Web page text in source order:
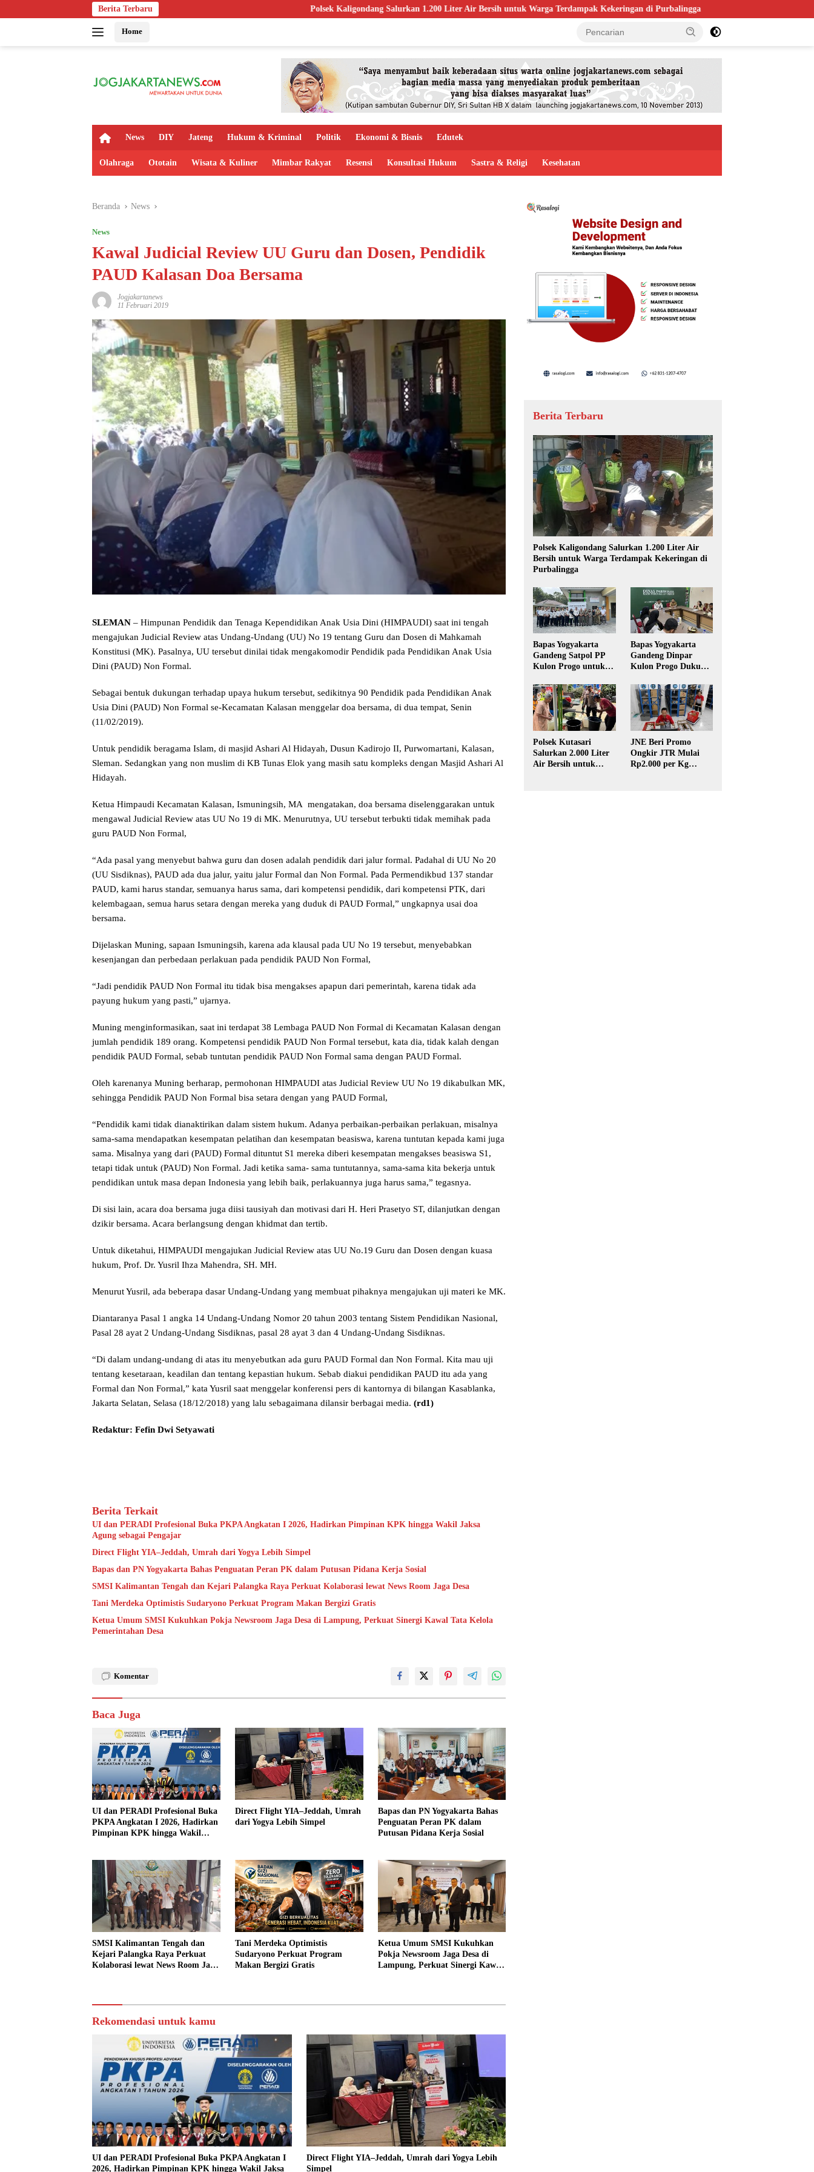
ke
Berita Terbaru Polsek Kaligondang Salurkan 1.200 Liter Air Bersih untuk Warga Terdampak Kekeringan di Purbalingga Bapas Yogyakarta Gandeng Satpol PP Kulon
Home
H
m
News DIY Jateng Hukum & Kriminal Politik Ekonomi & Bisnis Edutek
Olahraga Ototain Wisata & Kuliner Mimbar Rakyat Resensi Konsultasi Hukum Sastra & Religi Kesehatan
Beranda News
News
Kawal Judicial Review UU Guru dan Dosen, Pendidik
PAUD Kalasan Doa Bersama
Jogjakartanews
11 Februari 2019
SLEMAN – Himpunan Pendidik dan Tenaga Kependidikan Anak Usia Dini (HIMPAUDI) saat ini tengah
mengajukan Judicial Review atas Undang-Undang (UU) No 19 tentang Guru dan Dosen di Mahkamah
Konstitusi (MK). Pasalnya, UU tersebut dinilai tidak mengakomodir Pendidik pada Pendidikan Anak Usia
Dini (PAUD) Non Formal.
Sebagai bentuk dukungan terhadap upaya hukum tersebut, sedikitnya 90 Pendidik pada Pendidikan Anak
Usia Dini (PAUD) Non Formal se-Kecamatan Kalasan menggelar doa bersama, di dua tempat, Senin
(11/02/2019).
Untuk pendidik beragama Islam, di masjid Ashari Al Hidayah, Dusun Kadirojo II, Purwomartani, Kalasan,
Sleman. Sedangkan yang non muslim di KB Tunas Elok yang masih satu kompleks dengan Masjid Ashari Al
Hidayah.
Ketua Himpaudi Kecamatan Kalasan, Ismuningsih, MA mengatakan, doa bersama diselenggarakan untuk
mengawal Judicial Review atas UU No 19 di MK. Menurutnya, UU tersebut terbukti tidak memihak pada
guru PAUD Non Formal,
“Ada pasal yang menyebut bahwa guru dan dosen adalah pendidik dari jalur formal. Padahal di UU No 20
(UU Sisdiknas), PAUD ada dua jalur, yaitu jalur Formal dan Non Formal. Pada Permendikbud 137 standar
PAUD, kami harus standar, semuanya harus sama, dari kompetensi pendidik, dari kompetensi PTK, dari
kelembagaan, semua harus setara dengan mereka yang duduk di PAUD Formal,” ungkapnya usai doa
bersama.
Dijelaskan Muning, sapaan Ismuningsih, karena ada klausal pada UU No 19 tersebut, menyebabkan
kesenjangan dan perbedaan perlakuan pada pendidik PAUD Non Formal,
“Jadi pendidik PAUD Non Formal itu tidak bisa mengakses apapun dari pemerintah, karena tidak ada
payung hukum yang pasti,” ujarnya.
Muning menginformasikan, saat ini terdapat 38 Lembaga PAUD Non Formal di Kecamatan Kalasan dengan
jumlah pendidik 189 orang. Kompetensi pendidik PAUD Non Formal tersebut, kata dia, tidak kalah dengan
pendidik PAUD Formal, sebab tuntutan pendidik PAUD Non Formal sama dengan PAUD Formal.
Oleh karenanya Muning berharap, permohonan HIMPAUDI atas Judicial Review UU No 19 dikabulkan MK,
sehingga Pendidik PAUD Non Formal bisa setara dengan yang PAUD Formal,
“Pendidik kami tidak dianaktirikan dalam sistem hukum. Adanya perbaikan-perbaikan perlakuan, misalnya
sama-sama mendapatkan kesempatan pelatihan dan kesempatan beasiswa, karena tuntutan kepada kami juga
sama. Misalnya yang dari (PAUD) Formal dituntut S1 mereka diberi kesempatan mengakses beasiswa S1,
tetapi tidak untuk (PAUD) Non Formal. Jadi ketika sama- sama tuntutannya, sama-sama kita bekerja untuk
pendidikan untuk masa depan Indonesia yang lebih baik, perlakuannya juga harus sama,” tegasnya.
Di sisi lain, acara doa bersama juga diisi tausiyah dan motivasi dari H. Heri Prasetyo ST, dilanjutkan dengan
dzikir bersama. Acara berlangsung dengan khidmat dan tertib.
Untuk diketahui, HIMPAUDI mengajukan Judicial Review atas UU No.19 Guru dan Dosen dengan kuasa
hukum, Prof. Dr. Yusril Ihza Mahendra, SH. MH.
Menurut Yusril, ada beberapa dasar Undang-Undang yang membuat pihaknya mengajukan uji materi ke MK.
Diantaranya Pasal 1 angka 14 Undang-Undang Nomor 20 tahun 2003 tentang Sistem Pendidikan Nasional,
Pasal 28 ayat 2 Undang-Undang Sisdiknas, pasal 28 ayat 3 dan 4 Undang-Undang Sisdiknas.
“Di dalam undang-undang di atas itu menyebutkan ada guru PAUD Formal dan Non Formal. Kita mau uji
tentang kesetaraan, keadilan dan tentang kepastian hukum. Sebab diakui pendidikan PAUD itu ada yang
Formal dan Non Formal,” kata Yusril saat menggelar konferensi pers di kantornya di bilangan Kasablanka,
Jakarta Selatan, Selasa (18/12/2018) yang lalu sebagaimana dilansir berbagai media. (rd1)
Redaktur: Fefin Dwi Setyawati
Berita Terkait
UI dan PERADI Profesional Buka PKPA Angkatan I 2026, Hadirkan Pimpinan KPK hingga Wakil Jaksa
Agung sebagai Pengajar
Direct Flight YIA–Jeddah, Umrah dari Yogya Lebih Simpel
Bapas dan PN Yogyakarta Bahas Penguatan Peran PK dalam Putusan Pidana Kerja Sosial
SMSI Kalimantan Tengah dan Kejari Palangka Raya Perkuat Kolaborasi lewat News Room Jaga Desa
Tani Merdeka Optimistis Sudaryono Perkuat Program Makan Bergizi Gratis
Ketua Umum SMSI Kukuhkan Pokja Newsroom Jaga Desa di Lampung, Perkuat Sinergi Kawal Tata Kelola
Pemerintahan Desa
Komentar
Baca Juga
UI dan PERADI Profesional Buka
PKPA Angkatan I 2026, Hadirkan
Pimpinan KPK hingga Wakil
Direct Flight YIA–Jeddah, Umrah
dari Yogya Lebih Simpel
Bapas dan PN Yogyakarta Bahas
Penguatan Peran PK dalam
Putusan Pidana Kerja Sosial
SMSI Kalimantan Tengah dan
Kejari Palangka Raya Perkuat
Kolaborasi lewat News Room Jaga
Tani Merdeka Optimistis
Sudaryono Perkuat Program
Makan Bergizi Gratis
Ketua Umum SMSI Kukuhkan
Pokja Newsroom Jaga Desa di
Lampung, Perkuat Sinergi Kawal
Rekomendasi untuk kamu
UI dan PERADI Profesional Buka PKPA Angkatan I
2026, Hadirkan Pimpinan KPK hingga Wakil Jaksa
Direct Flight YIA–Jeddah, Umrah dari Yogya Lebih
Simpel
Berita Terbaru
Polsek Kaligondang Salurkan 1.200 Liter Air
Bersih untuk Warga Terdampak Kekeringan di
Purbalingga
Bapas Yogyakarta
Gandeng Satpol PP
Kulon Progo untuk
Kerja Sosial
Bapas Yogyakarta
Gandeng Dinpar
Kulon Progo Dukung
Kerja Sosial dalam
KUHP Baru
Polsek Kutasari
Salurkan 2.000 Liter
Air Bersih untuk
JNE Beri Promo
Ongkir JTR Mulai
Rp2.000 per Kg